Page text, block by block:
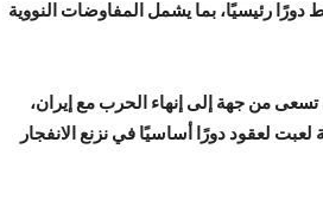
رئيسيًا، بما يشمل المفاوضات النووية
من جهة إلى إنهاء الحرب مع إيران،
لعقود دورًا أساسيًا في نزنع الانفجار